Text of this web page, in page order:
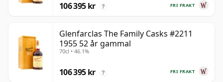
FRI FRAKT
106 395 kr ?
Glenfarclas The Family Casks #2211
1955 52 år gammal
70cl • 46.1%
FRI FRAKT
106 395 kr ?